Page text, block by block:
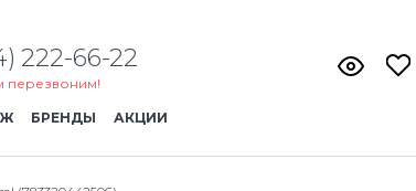
222-66-22
перезвоним!
БРЕНДЫ АКЦИИ